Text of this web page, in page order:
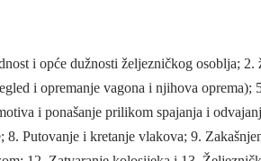
i opće dužnosti željezničkog osoblja; 2.
i opremanje vagona i njihova oprema);
i ponašanje prilikom spajanja i
Putovanje i kretanje vlakova; 9.